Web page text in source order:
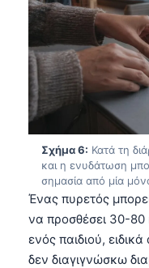
Σχήμα 6: Κατά τη
και η ενυδάτωση
σημασία από μία
Ένας πυρετός
να προσθέσει 30-
ενός παιδιού,
δεν διαγιγνώσκω
Kiswahili
አማርኛ
Українська
O‘zbekcha
Català
Қазақ тілі
Suomi
Hrvatski
Slovenčina
كوردی‎